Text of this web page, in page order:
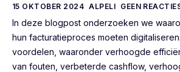
15 OKTOBER 2024 ALPELI GEEN
In deze blogpost onderzoeken we
hun facturatieproces moeten
voordelen, waaronder verhoogde
van fouten, verbeterde cashflow,